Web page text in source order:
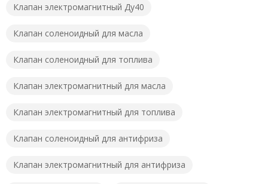
Клапан электромагнитный Ду40
Клапан соленоидный для масла
Клапан соленоидный для топлива
Клапан электромагнитный для масла
Клапан электромагнитный для топлива
Клапан соленоидный для антифриза
Клапан электромагнитный для антифриза